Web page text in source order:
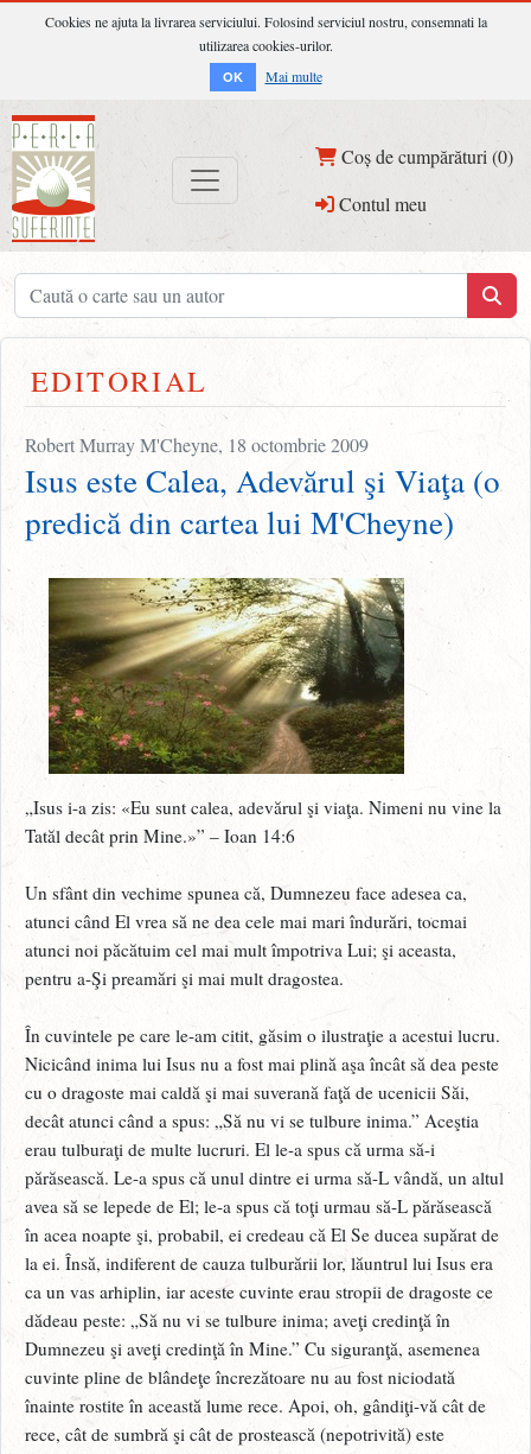
Cookies ne ajuta la livrarea serviciului. Folosind serviciul nostru, consemnati la
utilizarea cookies-urilor.
OK Mai multe
Coș de cumpărături (0)
Contul meu
EDITORIAL
Robert Murray M'Cheyne, 18 octombrie 2009
Isus este Calea, Adevărul şi Viaţa (o
predică din cartea lui M'Cheyne)
„Isus i-a zis: «Eu sunt calea, adevărul şi viaţa. Nimeni nu vine la
Tatăl decât prin Mine.»” – Ioan 14:6
Un sfânt din vechime spunea că, Dumnezeu face adesea ca,
atunci când El vrea să ne dea cele mai mari îndurări, tocmai
atunci noi păcătuim cel mai mult împotriva Lui; şi aceasta,
pentru a-Şi preamări şi mai mult dragostea.
În cuvintele pe care le-am citit, găsim o ilustraţie a acestui lucru.
Nicicând inima lui Isus nu a fost mai plină aşa încât să dea peste
cu o dragoste mai caldă şi mai suverană faţă de ucenicii Săi,
decât atunci când a spus: „Să nu vi se tulbure inima.” Aceştia
erau tulburaţi de multe lucruri. El le-a spus că urma să-i
părăsească. Le-a spus că unul dintre ei urma să-L vândă, un altul
avea să se lepede de El; le-a spus că toţi urmau să-L părăsească
în acea noapte şi, probabil, ei credeau că El Se ducea supărat de
la ei. Însă, indiferent de cauza tulburării lor, lăuntrul lui Isus era
ca un vas arhiplin, iar aceste cuvinte erau stropii de dragoste ce
dădeau peste: „Să nu vi se tulbure inima; aveţi credinţă în
Dumnezeu şi aveţi credinţă în Mine.” Cu siguranţă, asemenea
cuvinte pline de blândeţe încrezătoare nu au fost niciodată
înainte rostite în această lume rece. Apoi, oh, gândiţi-vă cât de
rece, cât de sumbră şi cât de prostească (nepotrivită) este